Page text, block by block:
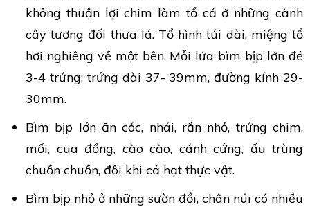
không thuận lợi chim làm tổ cả ở những cành
cây tương đối thưa lá. Tổ hình túi dài, miệng tổ
hơi nghiêng về một bên. Mỗi lứa bìm bịp lớn đẻ
3-4 trứng; trứng dài 37- 39mm, đường kính 29-
30mm.
Bìm bịp lớn ăn cóc, nhái, rắn nhỏ, trứng chim,
mối, cua đồng, cào cào, cánh cứng, ấu trùng
chuồn chuồn, đôi khi cả hạt thực vật.
Bìm bịp nhỏ ở những sườn đồi, chân núi có nhiều